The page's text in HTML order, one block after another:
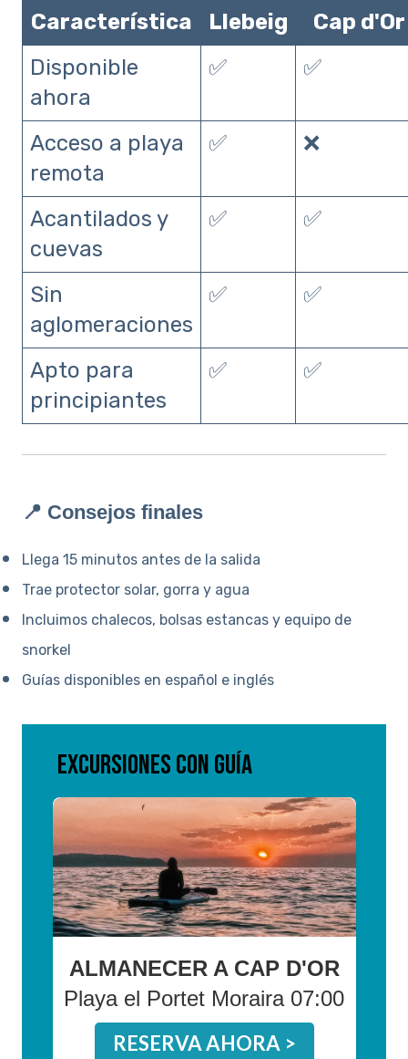
Característica
Llebeig
Cap d'Or
Disponible
ahora
✅ ✅
Acceso a playa
remota
✅ ❌
Acantilados y
cuevas
✅ ✅
Sin
aglomeraciones
✅ ✅
Apto para
principiantes
✅ ✅
📍 Consejos finales
Llega 15 minutos antes de la salida
Trae protector solar, gorra y agua
Incluimos chalecos, bolsas estancas y equipo de
snorkel
Guías disponibles en español e inglés
Excursiones con guía
ALMANECER A CAP D'OR
Playa el Portet Moraira 07:00
RESERVA AHORA >